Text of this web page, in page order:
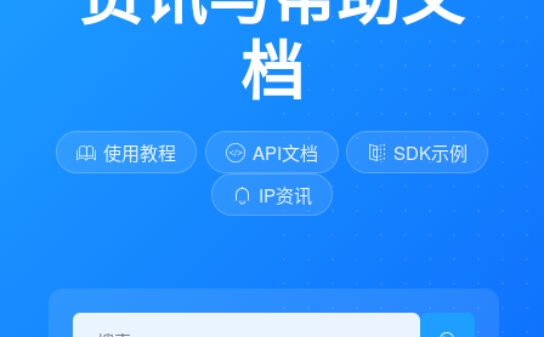
档
使用教程 API文档
SDK示例
IP资讯